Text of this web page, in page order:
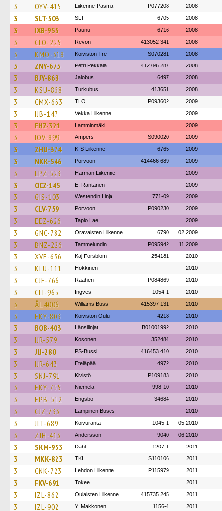
3 OYV-415 Liikenne-Pasma P077208 2008
3 SLT-503 SLT 6705 2008
3 IXB-955 Paunu 6716 2008
3 CLO-225 Revon 413052 341 2008
3 KMO-318 Koiviston Tre S070281 2008
3 ZNY-673 Petri Pekkala 412796 287 2008
3 BJY-868 Jalobus 6497 2008
3 KSU-858 Turkubus 413651 2008
3 CMX-663 TLO P093602 2009
3 IJB-147 Vekka Liikenne 2009
3 EHZ-321 Lamminmäki 2009
3 IOV-899 Ampers S090020 2009
3 ZHU-374 K-S Liikenne 6765 2009
3 NKK-546 Porvoon 414466 689 2009
3 LPZ-523 Härmän Liikenne 2009
3 OCZ-145 E. Rantanen 2009
3 GIS-103 Westendin Linja 771-09 2009
3 CLV-759 Porvoon P090230 2009
3 EEZ-626 Tapio Lae 2009
3 GNC-782 Oravaisten Liikenne 6790 02.2009
3 BNZ-226 Tammelundin P095942 11.2009
3 XVE-636 Kaj Forsblom 254181 2010
3 KLU-111 Hokkinen 2010
3 CJF-766 Raahen P084869 2010
3 CLI-965 Ingves 1054-1 2010
3 ÅL 4006 Williams Buss 415397 131 2010
3 EKY-803 Koiviston Oulu 4218 2010
3 BOB-403 Länsilinjat B01001992 2010
3 IJR-579 Kosonen 352484 2010
3 JIJ-280 PS-Bussi 416453 410 2010
3 IJR-643 Eteläpää 4972 2010
3 SNJ-791 Kivistö P109183 2010
3 EKY-755 Niemelä 998-10 2010
3 EPB-512 Engsbo 34684 2010
3 CJZ-733 Lampinen Buses 2010
3 JLT-689 Koivuranta 1045-1 05.2010
3 ZJH-413 Andersson 9040 06.2010
3 SKM-953 Dahl 1207-1 2011
3 MKK-823 TKL S110106 2011
3 CNK-723 Lehdon Liikenne P115979 2011
3 FKV-691 Tokee 2011
3 IZL-862 Oulaisten Liikenne 415735 245 2011
3 IZL-902 Y. Makkonen 1156-4 2011